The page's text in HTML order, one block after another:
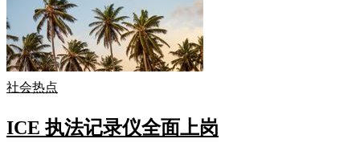
社会热点
ICE 执法记录仪全面上岗